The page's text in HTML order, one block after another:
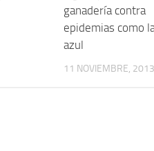
ganadería contra
epidemias como
azul
11 NOVIEMBRE, 2013